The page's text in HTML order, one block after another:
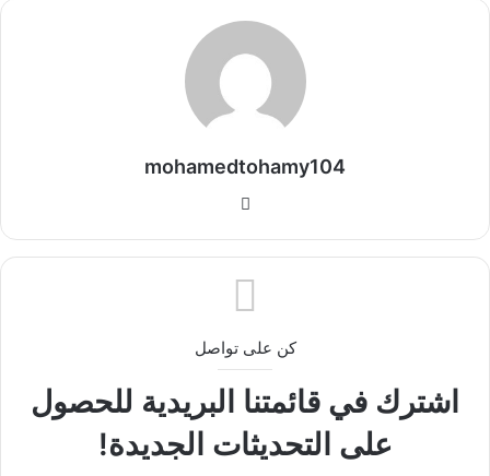
mohamedtohamy104
كن على تواصل
اشترك في قائمتنا البريدية للحصول
على التحديثات الجديدة!